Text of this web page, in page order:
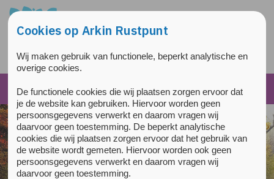
Overslaan en naar de inhoud gaan
Direct naar de hoofdnavigatie
Cookies op Arkin Rustpunt
Wij maken gebruik van functionele, beperkt analytische en
overige cookies.
De functionele cookies die wij plaatsen zorgen ervoor dat
je de website kan gebruiken. Hiervoor worden geen
persoonsgegevens verwerkt en daarom vragen wij
daarvoor geen toestemming. De beperkt analytische
cookies die wij plaatsen zorgen ervoor dat het gebruik van
de website wordt gemeten. Hiervoor worden ook geen
persoonsgegevens verwerkt en daarom vragen wij
daarvoor geen toestemming.